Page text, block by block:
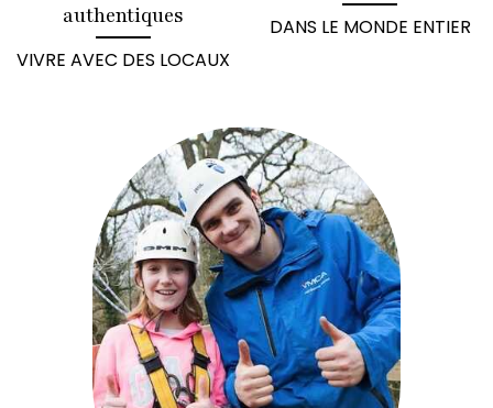
authentiques
VIVRE AVEC DES LOCAUX
DANS LE MONDE ENTIER